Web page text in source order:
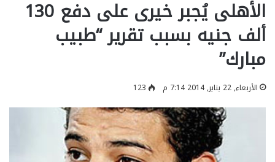
الأهلى يُجبر خيرى على دفع 130
ألف جنيه بسبب تقرير “طبيب
مبارك”
الأربعاء, 22 يناير, 2014 7:14 م 123